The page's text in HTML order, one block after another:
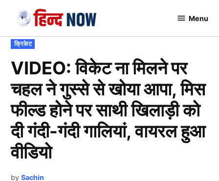
content
Menu
POSTED
IN
क्रिकेट
VIDEO: विकेट ना मिलने पर
चहल ने गुस्से से खोया आपा, मिस
फील्ड होने पर साथी खिलाड़ी को
दी गंदी-गंदी गालियां, वायरल हुआ
वीडियो
by Sachin